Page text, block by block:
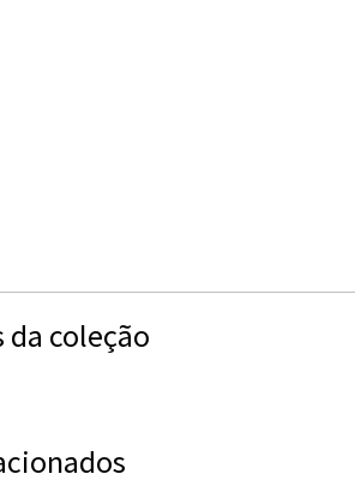
da coleção